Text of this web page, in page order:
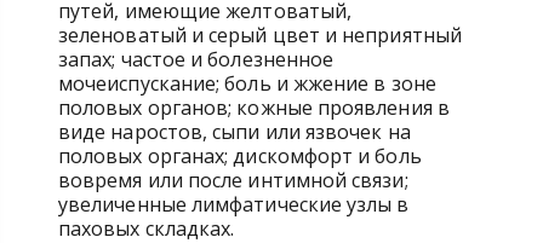
путей, имеющие желтоватый,
зеленоватый и серый цвет и неприятный
запах; частое и болезненное
мочеиспускание; боль и жжение в зоне
половых органов; кожные проявления в
виде наростов, сыпи или язвочек на
половых органах; дискомфорт и боль
вовремя или после интимной связи;
увеличенные лимфатические узлы в
паховых складках.